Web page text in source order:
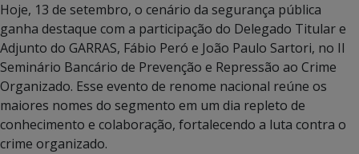
Hoje, 13 de setembro, o cenário da segurança pública
ganha destaque com a participação do Delegado Titular e
Adjunto do GARRAS, Fábio Peró e João Paulo Sartori, no II
Seminário Bancário de Prevenção e Repressão ao Crime
Organizado. Esse evento de renome nacional reúne os
maiores nomes do segmento em um dia repleto de
conhecimento e colaboração, fortalecendo a luta contra o
crime organizado.